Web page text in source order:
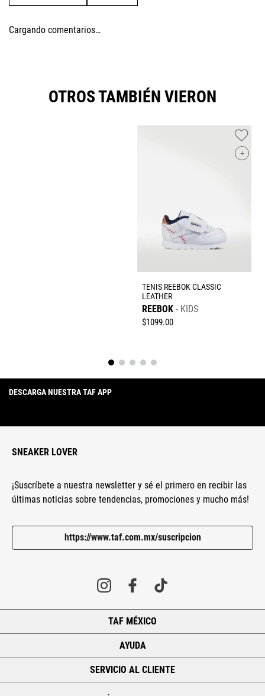
Califica el producto de 1 a 5 estrellas
★★★★
Cargando comentarios…
OTROS TAMBIÉN VIERON
+
TENIS REEBOK CLASSIC
LEATHER
REEBOK KIDS
$1099.00
DESCARGA NUESTRA TAF APP
SNEAKER LOVER
¡Suscríbete a nuestra newsletter y sé el primero en recibir las
últimas noticias sobre tendencias, promociones y mucho más!
https://www.taf.com.mx/suscripcion
TAF MÉXICO
AYUDA
SERVICIO AL CLIENTE